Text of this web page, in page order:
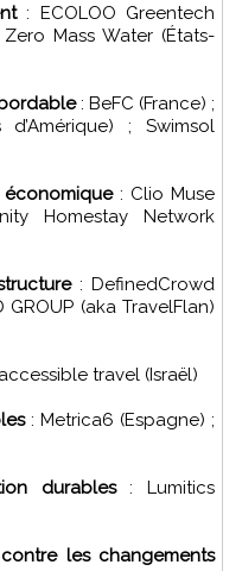
: ECOLOO Greentech
Mass Water (États-
: BeFC (France) ;
; Swimsol
: Clio Muse
Homestay Network
: DefinedCrowd
GROUP (aka TravelFlan)
travel (Israël)
: Metrica6 (Espagne) ;
durables: Lumitics
les changements